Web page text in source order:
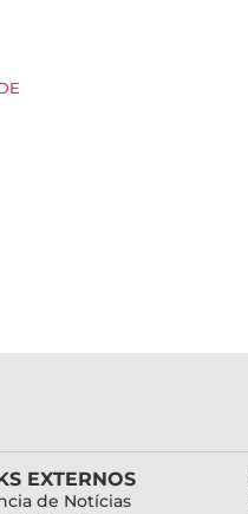
EXTERNOS
de Notícias